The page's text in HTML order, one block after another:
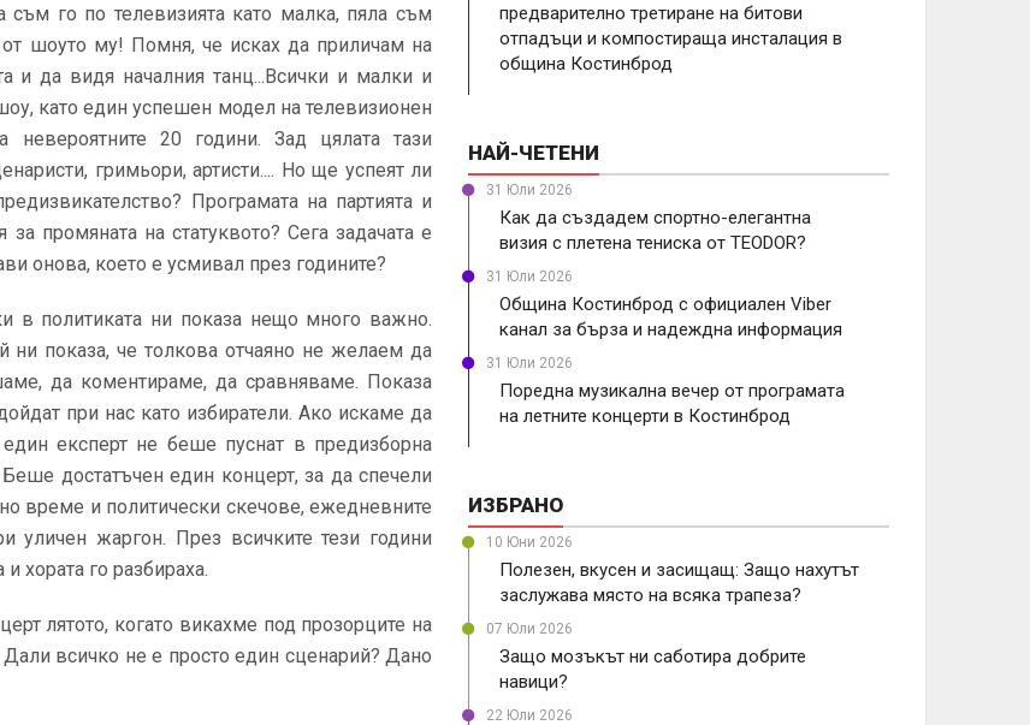
го по телевизията като малка, пяла съм
шоуто му! Помня, че исках да приличам на
и да видя началния танц...Всички и малки и
като един успешен модел на телевизионен
невероятните 20 години. Зад цялата тази
гримьори, артисти.... Но ще успеят ли
Програмата на партията и
промяната на статуквото? Сега задачата е
онова, което е усмивал през годините?
в политиката ни показа нещо много важно.
ни показа, че толкова отчаяно не желаем да
да коментираме, да сравняваме. Показа
при нас като избиратели. Ако искаме да
експерт не беше пуснат в предизборна
достатъчен един концерт, за да спечели
време и политически скечове, ежедневните
уличен жаргон. През всичките тези години
хората го разбираха.
лятото, когато викахме под прозорците на
всичко не е просто един сценарий? Дано
предварително третиране на битови
отпадъци и компостираща инсталация в
община Костинброд
НАЙ-ЧЕТЕНИ
31 Юли 2026
Как да създадем спортно-елегантна
визия с плетена тениска от TEODOR?
31 Юли 2026
Община Костинброд с официален Viber
канал за бърза и надеждна информация
31 Юли 2026
Поредна музикална вечер от програмата
на летните концерти в Костинброд
ИЗБРАНО
10 Юни 2026
Полезен, вкусен и засищащ: Защо нахутът
заслужава място на всяка трапеза?
07 Юли 2026
Защо мозъкът ни саботира добрите
навици?
22 Юли 2026